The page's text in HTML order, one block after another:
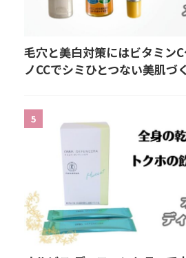
毛穴と美白対策にはビタミン
ノCCでシミひとつない美肌づ
5